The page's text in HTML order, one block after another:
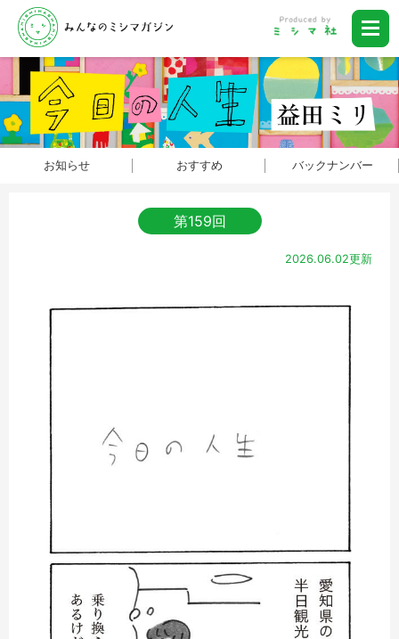
お知らせ おすすめ バックナンバー
第159回
2026.06.02更新